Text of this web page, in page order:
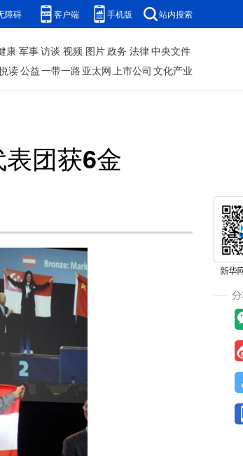
障碍 客户端 手机版 站内搜索
康 军事访谈 视频 图片政务 法律中央文件
读公益一带一路 亚太网上市公司 文化产业
团获6金